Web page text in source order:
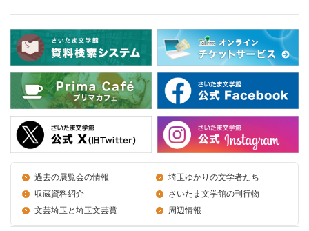
過去の展覧会の情報
埼玉ゆかりの文学者たち
収蔵資料紹介
さいたま文学館の刊行物
文芸埼玉と埼玉文芸賞
周辺情報